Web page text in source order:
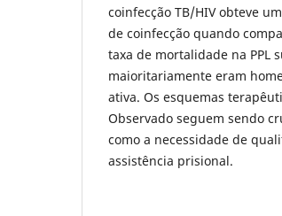
coinfecção TB/HIV obteve
de coinfecção quando
taxa de mortalidade na PPL
maioritariamente eram
ativa. Os esquemas
Observado seguem sendo
como a necessidade de
assistência prisional.